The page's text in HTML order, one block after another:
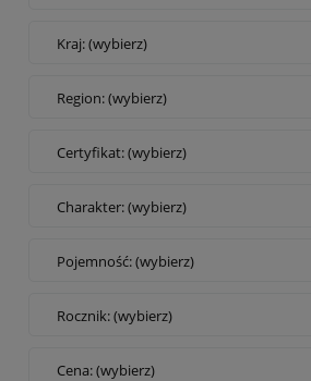
Kraj: (wybierz)
Region: (wybierz)
Certyfikat: (wybierz)
Charakter: (wybierz)
Pojemność: (wybierz)
Rocznik: (wybierz)
Cena: (wybierz)